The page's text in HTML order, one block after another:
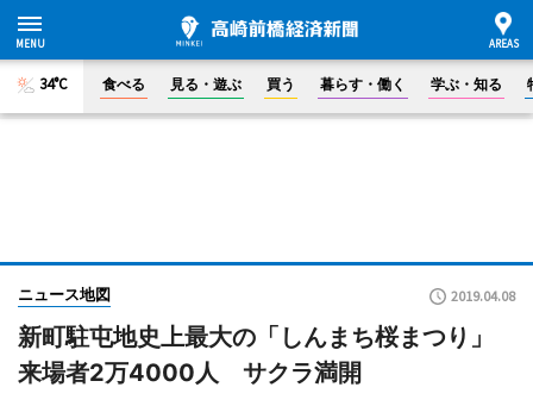
34°C 食べる 見る・遊ぶ 買う 暮らす・働く 学ぶ・知る
ニュース地図 2019.04.08
新町駐屯地史上最大の「しんまち桜まつり」
来場者2万4000人 サクラ満開